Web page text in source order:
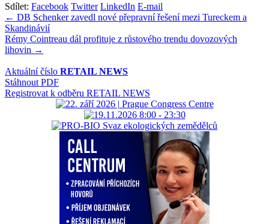
Sdílet: Facebook Twitter LinkedIn E-mail
Navigace
pro
příspěvek
← DB Schenker zavedl nové přepravní řešení mezi Tureckem a
Skandinávií
Rémy Cointreau dál profituje z růstového trendu dovozových
lihovin →
Aktuální číslo RETAIL NEWS
Stáhnout PDF
Registrovat k odběru RETAIL NEWS